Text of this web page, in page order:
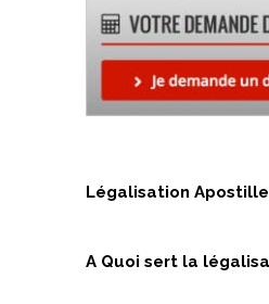
Légalisation
A Quoi sert la